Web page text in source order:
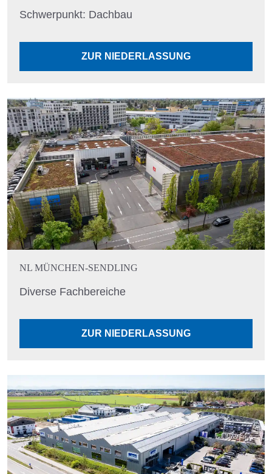
Schwerpunkt: Dachbau
ZUR NIEDERLASSUNG
NL MÜNCHEN-SENDLING
Diverse Fachbereiche
ZUR NIEDERLASSUNG